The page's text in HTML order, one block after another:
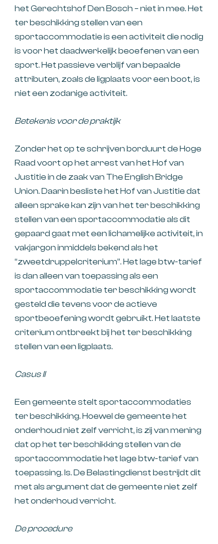
het Gerechtshof Den Bosch – niet in mee. Het
ter beschikking stellen van een
sportaccommodatie is een activiteit die nodig
is voor het daadwerkelijk beoefenen van een
sport. Het passieve verblijf van bepaalde
attributen, zoals de ligplaats voor een boot, is
niet een zodanige activiteit.
Betekenis voor de praktijk
Zonder het op te schrijven borduurt de Hoge
Raad voort op het arrest van het Hof van
Justitie in de zaak van The English Bridge
Union. Daarin besliste het Hof van Justitie dat
alleen sprake kan zijn van het ter beschikking
stellen van een sportaccommodatie als dit
gepaard gaat met een lichamelijke activiteit, in
vakjargon inmiddels bekend als het
“zweetdruppelcriterium”. Het lage btw-tarief
is dan alleen van toepassing als een
sportaccommodatie ter beschikking wordt
gesteld die tevens voor de actieve
sportbeoefening wordt gebruikt. Het laatste
criterium ontbreekt bij het ter beschikking
stellen van een ligplaats.
Casus II
Een gemeente stelt sportaccommodaties
ter beschikking. Hoewel de gemeente het
onderhoud niet zelf verricht, is zij van mening
dat op het ter beschikking stellen van de
sportaccommodatie het lage btw-tarief van
toepassing. Is. De Belastingdienst bestrijdt dit
met als argument dat de gemeente niet zelf
het onderhoud verricht.
De procedure